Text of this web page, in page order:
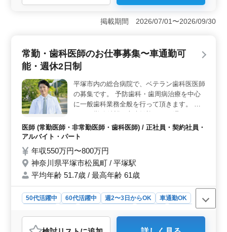
＜ベテラン経験者歓迎・車通勤可能＞ この求人は平塚
市の歯科診療所での常勤歯科医師のお仕事です。経験者
優遇で、歯科医師経験10年以上の方は特に条件面で優遇
務＞ 主な業務は外来治療と一般歯科業務。幅広い診療
領域でスキルを発揮でき、患者の健康をサポートしま
ルアップも可能です。 ＜好条件な勤務環境＞ 週休2
日制で、残業も少なめ。駅から徒歩2分、車通勤可能でア
クセス良好。50代・60代の方も歓迎され、交通費全額支
給や社会保険完備など待遇も魅力的で安定した雇用が見
込めます。
掲載期間 2026/07/01〜2026/09/30
常勤・歯科医師のお仕事募集〜車通勤可
能・週休2日制
平塚市内の総合病院で、ベテラン歯科医医師
の募集です。 予防歯科・歯周病治療を中心
に一般歯科業務全般を行って頂きます。 週
日8時間程度勤務可能な常勤希望の方も歓迎
です。 〜業務内容〜(保険診療中心)〜 ☆歯
唾液検査 ・セルフケア、ブラッシング指導
・プラーク、バイオフィルム除去 ・トゥ
ースクリーニング、フッ素塗布 etc ☆希望勤
務日相談受付 ☆50代、60代活躍中、シニア
世代歓迎
医師 (常勤医師・非常勤医師・歯科医師) / 正社員・契約社員・
アルバイト・パート
年収550万円〜800万円
神奈川県平塚市松風町 / 平塚駅
平均年齢 51.7歳 / 最高年齢 61歳
50代活躍中 60代活躍中 週2〜3日からOK
車通勤OK